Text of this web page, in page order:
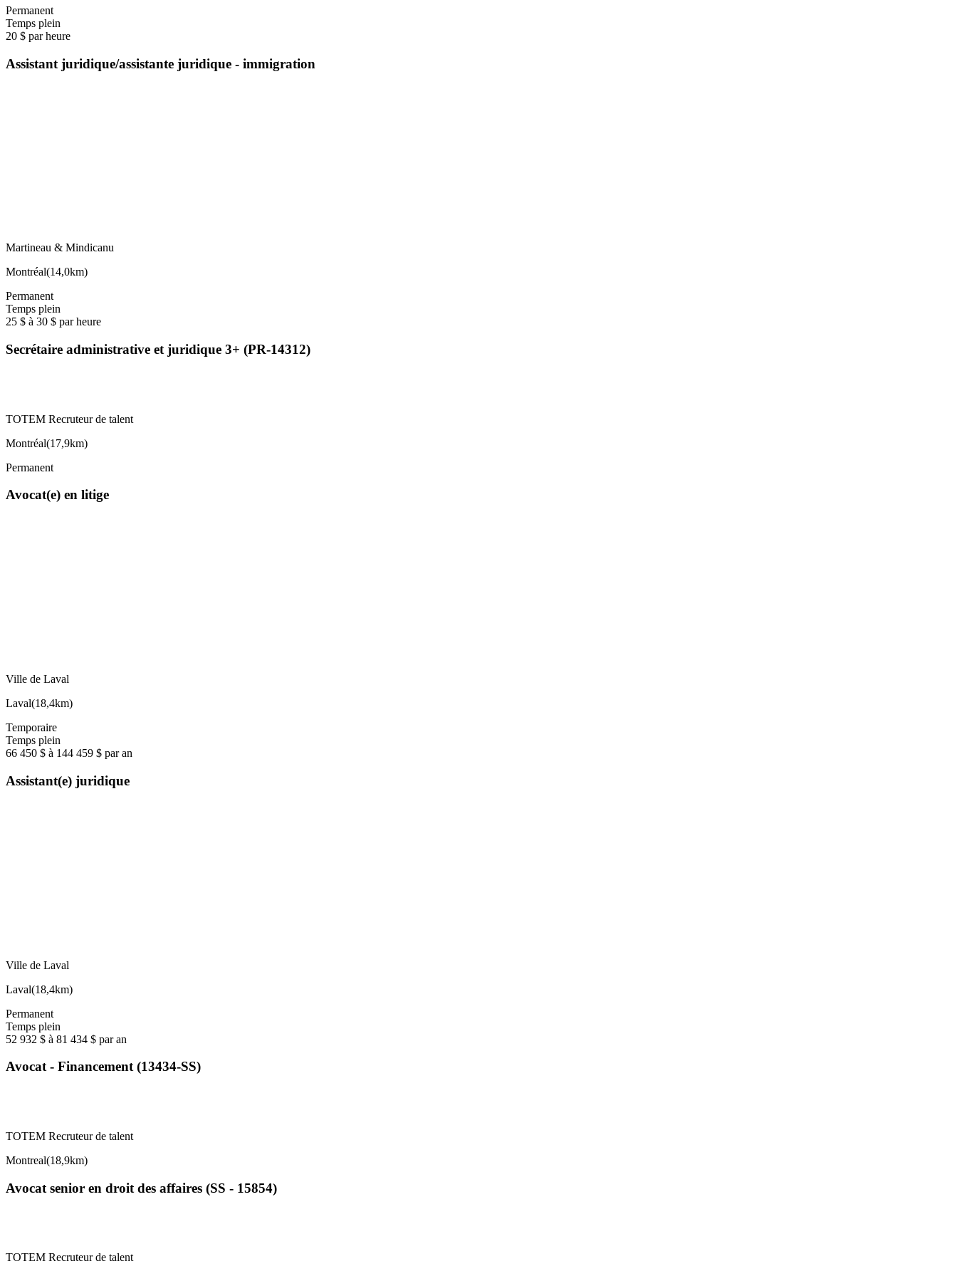
Permanent
Temps plein
20 $ par heure
Assistant juridique/assistante juridique - immigration
Martineau & Mindicanu
Montréal(14,0km)
Permanent
Temps plein
25 $ à 30 $ par heure
Secrétaire administrative et juridique 3+ (PR-14312)
TOTEM Recruteur de talent
Montréal(17,9km)
Permanent
Avocat(e) en litige
Ville de Laval
Laval(18,4km)
Temporaire
Temps plein
66 450 $ à 144 459 $ par an
Assistant(e) juridique
Ville de Laval
Laval(18,4km)
Permanent
Temps plein
52 932 $ à 81 434 $ par an
Avocat - Financement (13434-SS)
TOTEM Recruteur de talent
Montreal(18,9km)
Avocat senior en droit des affaires (SS - 15854)
TOTEM Recruteur de talent